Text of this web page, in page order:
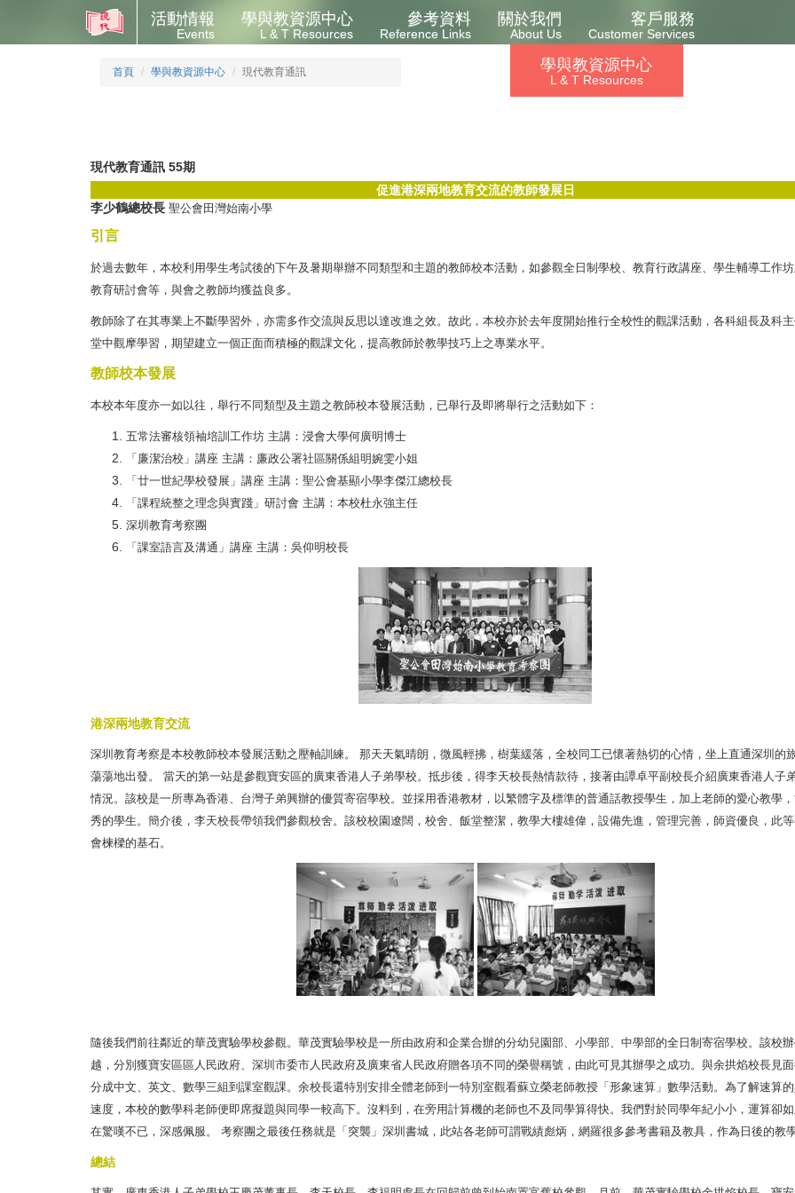
活動情報
Events
學與教資源中心
L & T Resources
參考資料
Reference Links
關於我們
About Us
客戶服務
Customer Services
首頁 學與教資源中心 現代教育通訊 學與教資源中心
L & T Resources
現代教育通訊 55期
促進港深兩地教育交流的教師發展日
李少鶴總校長 聖公會田灣始南小學
引言
於過去數年，本校利用學生考試後的下午及暑期舉辦不同類型和主題的教師校本活動，如參觀全日制學校、教育行政講座、學生輔導工作
教育研討會等，與會之教師均獲益良多。
教師除了在其專業上不斷學習外，亦需多作交流與反思以達改進之效。故此，本校亦於去年度開始推行全校性的觀課活動，各科組長及科
堂中觀摩學習，期望建立一個正面而積極的觀課文化，提高教師於教學技巧上之專業水平。
教師校本發展
本校本年度亦一如以往，舉行不同類型及主題之教師校本發展活動，已舉行及即將舉行之活動如下：
五常法審核領袖培訓工作坊 主講：浸會大學何廣明博士
「廉潔治校」講座 主講：廉政公署社區關係組明婉雯小姐
「廿一世紀學校發展」講座 主講：聖公會基顯小學李傑江總校長
「課程統整之理念與實踐」研討會 主講：本校杜永強主任
深圳教育考察團
「課室語言及溝通」講座 主講：吳仰明校長
港深兩地教育交流
深圳教育考察是本校教師校本發展活動之壓軸訓練。 那天天氣晴朗，微風輕拂，樹葉緩落，全校同工已懷著熱切的心情，坐上直通深圳的
蕩蕩地出發。 當天的第一站是參觀寶安區的廣東香港人子弟學校。抵步後，得李天校長熱情款待，接著由譚卓平副校長介紹廣東香港人子
情況。該校是一所專為香港、台灣子弟興辦的優質寄宿學校。並採用香港教材，以繁體字及標準的普通話教授學生，加上老師的愛心教學
秀的學生。簡介後，李天校長帶領我們參觀校舍。該校校園遼闊，校舍、飯堂整潔，教學大樓雄偉，設備先進，管理完善，師資優良，此
會楝樑的基石。
隨後我們前往鄰近的華茂實驗學校參觀。華茂實驗學校是一所由政府和企業合辦的分幼兒園部、小學部、中學部的全日制寄宿學校。該校
越，分別獲寶安區區人民政府、深圳市委市人民政府及廣東省人民政府贈各項不同的榮譽稱號，由此可見其辦學之成功。與余拱焰校長見
分成中文、英文、數學三組到課室觀課。余校長還特別安排全體老師到一特別室觀看蘇立榮老師教授「形象速算」數學活動。為了解速算
速度，本校的數學科老師便即席擬題與同學一較高下。沒料到，在旁用計算機的老師也不及同學算得快。我們對於同學年紀小小，運算卻
在驚嘆不已，深感佩服。
考察團之最後任務就是「突襲」深圳書城，此站各老師可謂戰績彪炳，網羅很多參考書籍及教具，作為日後的教學
總結